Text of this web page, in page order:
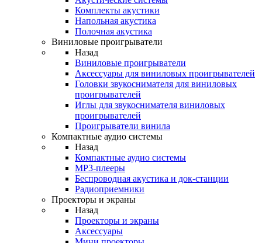
Комплекты акустики
Напольная акустика
Полочная акустика
Виниловые проигрыватели
Назад
Виниловые проигрыватели
Аксессуары для виниловых проигрывателей
Головки звукоснимателя для виниловых
проигрывателей
Иглы для звукоснимателя виниловых
проигрывателей
Проигрыватели винила
Компактные аудио системы
Назад
Компактные аудио системы
MP3-плееры
Беспроводная акустика и док-станции
Радиоприемники
Проекторы и экраны
Назад
Проекторы и экраны
Аксессуары